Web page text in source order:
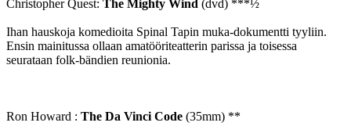
Christopher Quest: The Mighty Wind (dvd) ***½
Ihan hauskoja komedioita Spinal Tapin muka-dokumentti tyyliin.
Ensin mainitussa ollaan amatööriteatterin parissa ja toisessa
seurataan folk-bändien reunionia.
Ron Howard : The Da Vinci Code (35mm) **